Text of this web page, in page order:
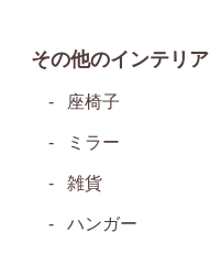
その他のインテリア
座椅子
ミラー
雑貨
ハンガー